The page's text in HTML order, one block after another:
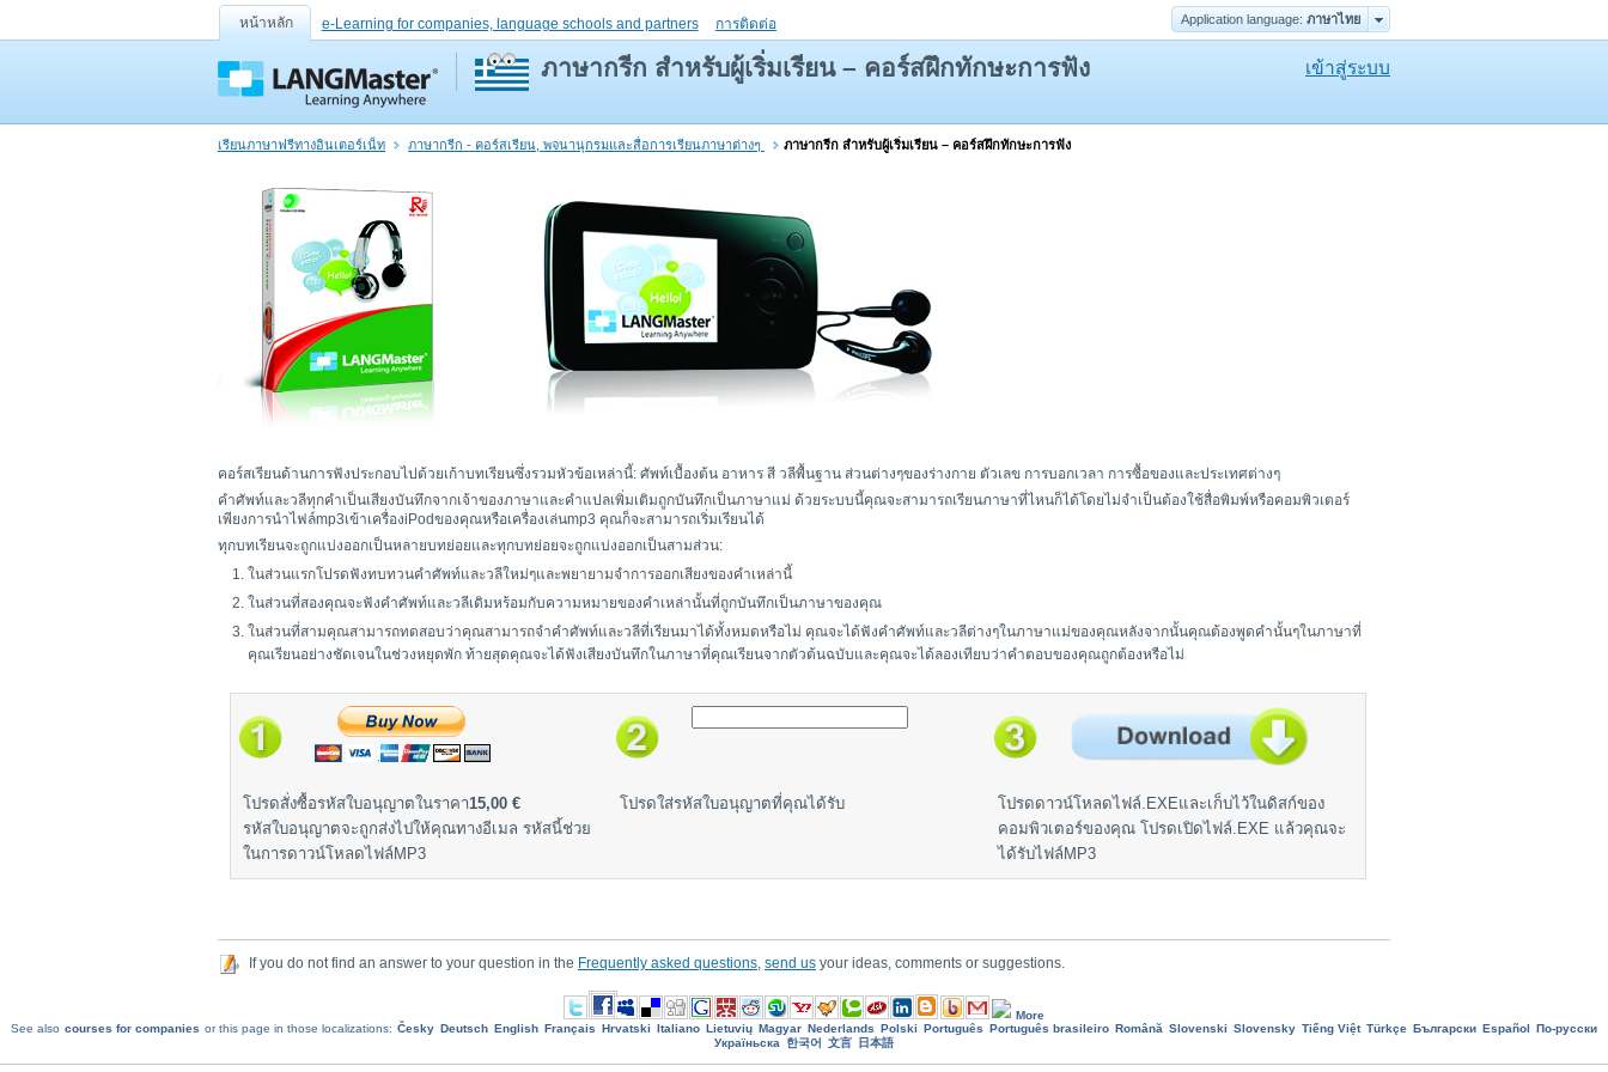
หน้าหลัก e-Learning for companies, language schools and partners การติดต่อ Application language: ภาษาไทย
ภาษากรีก สำหรับผู้เริ่มเรียน – คอร์สฝึกทักษะการฟัง เข้าสู่ระบบ
เรียนภาษาฟรีทางอินเตอร์เน็ท ภาษากรีก - คอร์สเรียน, พจนานุกรมและสื่อการเรียนภาษาต่างๆ ภาษากรีก สำหรับผู้เริ่มเรียน – คอร์สฝึกทักษะการฟัง
คอร์สเรียนด้านการฟังประกอบไปด้วยเก้าบทเรียนซึ่งรวมหัวข้อเหล่านี้: ศัพท์เบื้องต้น อาหาร สี วลีพื้นฐาน ส่วนต่างๆของร่างกาย ตัวเลข การบอกเวลา การซื้อของและประเทศต่างๆ
คำศัพท์และวลีทุกคำเป็นเสียงบันทึกจากเจ้าของภาษาและคำแปลเพิ่มเติมถูกบันทึกเป็นภาษาแม่ ด้วยระบบนี้คุณจะสามารถเรียนภาษาที่ไหนก็ได้โดยไม่จำเป็นต้องใช้สื่อพิมพ์หรือคอมพิวเตอร์
เพียงการนำไฟล์mp3เข้าเครื่องiPodของคุณหรือเครื่องเล่นmp3 คุณก็จะสามารถเริ่มเรียนได้
ทุกบทเรียนจะถูกแบ่งออกเป็นหลายบทย่อยและทุกบทย่อยจะถูกแบ่งออกเป็นสามส่วน:
ในส่วนแรกโปรดฟังทบทวนคำศัพท์และวลีใหม่ๆและพยายามจำการออกเสียงของคำเหล่านี้
ในส่วนที่สองคุณจะฟังคำศัพท์และวลีเดิมหร้อมกับความหมายของคำเหล่านั้นที่ถูกบันทึกเป็นภาษาของคุณ
ในส่วนที่สามคุณสามารถทดสอบว่าคุณสามารถจำคำศัพท์และวลีที่เรียนมาได้ทั้งหมดหรือไม่ คุณจะได้ฟังคำศัพท์และวลีต่างๆในภาษาแม่ของคุณหลังจากนั้นคุณต้องพูดคำนั้นๆในภาษาที่
คุณเรียนอย่างชัดเจนในช่วงหยุดพัก ท้ายสุดคุณจะได้ฟังเสียงบันทึกในภาษาที่คุณเรียนจากตัวต้นฉบับและคุณจะได้ลองเทียบว่าคำตอบของคุณถูกต้องหรือไม่
โปรดสั่งซื้อรหัสใบอนุญาตในราคา15,00 €
รหัสใบอนุญาตจะถูกส่งไปให้คุณทางอีเมล รหัสนี้ช่วย
ในการดาวน์โหลดไฟล์MP3
โปรดใส่รหัสใบอนุญาตที่คุณได้รับ
โปรดดาวน์โหลดไฟล์.EXEและเก็บไว้ในดิสก์ของ
คอมพิวเตอร์ของคุณ โปรดเปิดไฟล์.EXE แล้วคุณจะ
ได้รับไฟล์MP3
If you do not find an answer to your question in the Frequently asked questions send us your ideas, comments or suggestions.
More
See also courses for companies or this page in those localizations: Česky Deutsch English Français Hrvatski Italiano Lietuvių Magyar Nederlands Polski Português Português brasileiro Română Slovenski Slovensky Tiếng Việt Türkçe Български Еspañol
По-русски
Україньска 한국어 文言 日本語